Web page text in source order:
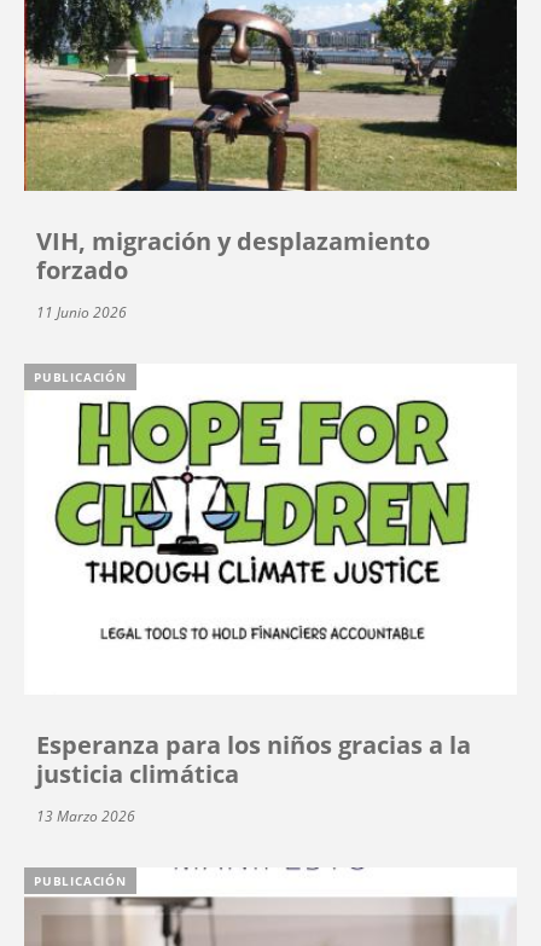
VIH, migración y desplazamiento
forzado
11 Junio 2026
PUBLICACIÓN
Esperanza para los niños gracias a la
justicia climática
13 Marzo 2026
PUBLICACIÓN